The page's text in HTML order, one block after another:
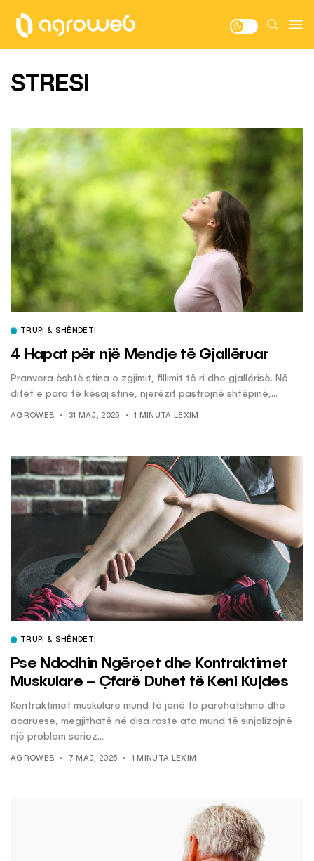
STRESI
TRUPI & SHËNDETI
4 Hapat për një Mendje të Gjallëruar
Pranvera është stina e zgjimit, fillimit të ri dhe gjallërisë. Në
ditët e para të kësaj stine, njerëzit pastrojnë shtëpinë,...
AGROWEB 31 MAJ, 2025 1 MINUTA LEXIM
TRUPI & SHËNDETI
Pse Ndodhin Ngërçet dhe Kontraktimet
Muskulare – Çfarë Duhet të Keni Kujdes
Kontraktimet muskulare mund të jenë të parehatshme dhe
acaruese, megjithatë në disa raste ato mund të sinjalizojnë
një problem serioz...
AGROWEB 7 MAJ, 2025 1 MINUTA LEXIM